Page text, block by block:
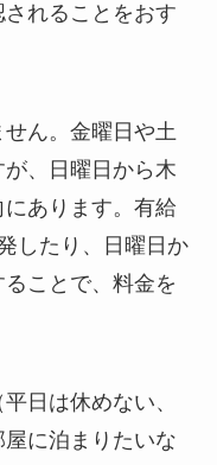
れることをおす
ん。金曜日や土
、日曜日から木
あります。有給
したり、日曜日か
ことで、料金を
日は休めない、
に泊まりたいな